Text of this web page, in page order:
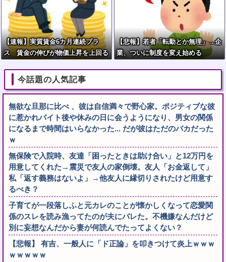
【速報】実質賃金6カ月連続プラ
ス 賃金の伸びが物価上昇を上回る
【悲報】若者「転勤とか無理」→企
業、ついに制度を変え始める
今話題の人気記事
無欲な旦那に比べ 、彼は自信満々で野心家。ポジティブな彼
に惹かれバイト後や休みの日に会うようになり、男女の関係
になるまで時間はいらなかった... だが彼はただのバカだった
ｗ
無保険で入院時、友達「困ったときは助け合い」と12万円を
用意してくれた→震災で友人の家倒壊。友人「お金返して」
私「返す義務はないよ」→他友人に縁切りされたけど用意す
るべき？
子育てが一段落しふと元カレのことが懐かしくなって恋愛関
係のスレを読み漁ってたのが夫にバレた。不機嫌なんだけど
別に妄想なんだから妻が何読んでたってよくない？
【悲報】 有吉、一般人に「ド正論」を叩きつけて炎上ｗｗｗ
ｗｗｗｗｗ